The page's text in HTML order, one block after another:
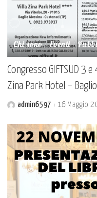
Chi sono Eventi
Congresso GIFTSUD 3
Zina Park Hotel –
Postedadmin6597 16 Maggio